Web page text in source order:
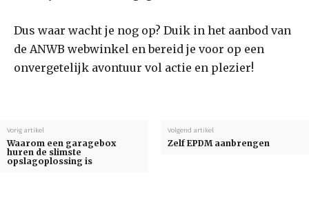
Dus waar wacht je nog op? Duik in het aanbod van
de ANWB webwinkel en bereid je voor op een
onvergetelijk avontuur vol actie en plezier!
Vorig artikel
Waarom een garagebox
huren de slimste
opslagoplossing is
Volgend artikel
Zelf EPDM aanbrengen